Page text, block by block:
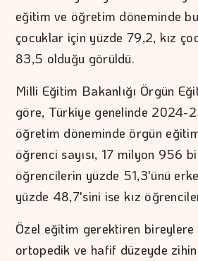
eğitim ve öğretim döneminde
çocuklar için yüzde 79,2, kız
83,5 olduğu görüldü.
Milli Eğitim Bakanlığı Örgün
göre, Türkiye genelinde 2024-
öğretim döneminde örgün
öğrenci sayısı, 17 milyon 956
öğrencilerin yüzde 51,3'ünü
yüzde 48,7'sini ise kız
Özel eğitim gerektiren
ortopedik ve hafif düzeyde